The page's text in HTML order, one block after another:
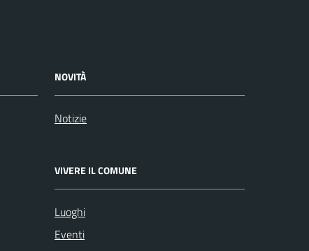
NOVITÀ
Notizie
VIVERE IL COMUNE
Luoghi
Eventi